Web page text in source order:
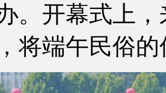
。开幕式上
将端午民俗